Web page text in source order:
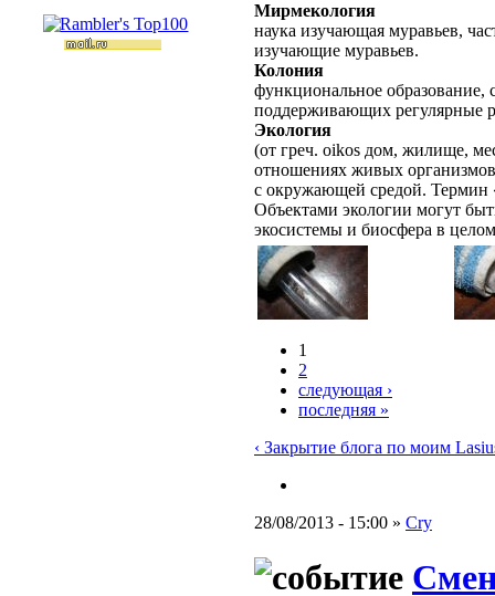
Мирмекология
наука изучающая муравьев,
изучающие муравьев.
Колония
функциональное образование,
поддерживающих регулярные
Экология
(от греч. oikos дом, жилище,
отношениях живых
с окружающей средой. Термин
Объектами экологии могут
экосистемы и биосфера в
1
2
следующая ›
последняя »
‹ Закрытие блога по моим
28/08/2013 - 15:00 » Cry